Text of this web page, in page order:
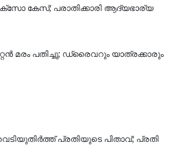
കേസ്; പരാതിക്കാരി ആദ്യഭാര്യ
മരം പതിച്ചു; ഡ്രൈവറും യാത്രക്കാരും
പ്രതിയുടെ പിതാവ്; പ്രതി